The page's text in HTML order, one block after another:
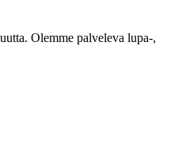
Olemme palveleva lupa-,